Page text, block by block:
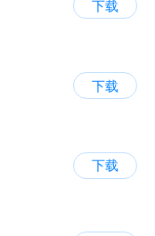
下载
下载
下载